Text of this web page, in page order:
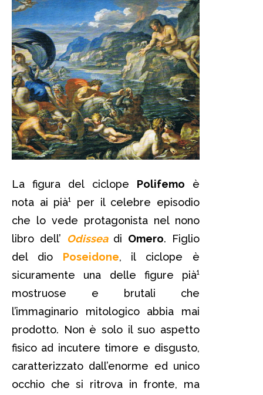
La figura del ciclope Polifemo è
nota ai pià¹ per il celebre episodio
che lo vede protagonista nel nono
libro dell’
Odisseadi Omero. Figlio
del dio Poseidone, il ciclope è
sicuramente una delle figure pià¹
mostruose e brutali che
l’immaginario mitologico abbia mai
prodotto. Non è solo il suo aspetto
fisico ad incutere timore e disgusto,
caratterizzato dall’enorme ed unico
occhio che si ritrova in fronte, ma